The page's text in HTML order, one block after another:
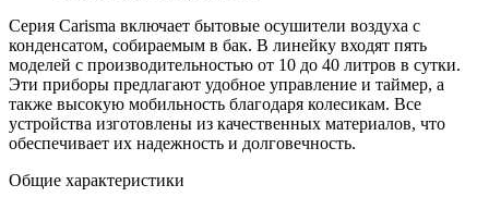
Серия Carisma включает бытовые осушители воздуха с
конденсатом, собираемым в бак. В линейку входят пять
моделей с производительностью от 10 до 40 литров в сутки.
Эти приборы предлагают удобное управление и таймер, а
также высокую мобильность благодаря колесикам. Все
устройства изготовлены из качественных материалов, что
обеспечивает их надежность и долговечность.
Общие характеристики